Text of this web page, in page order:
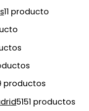
11 producto
productos
5151 productos